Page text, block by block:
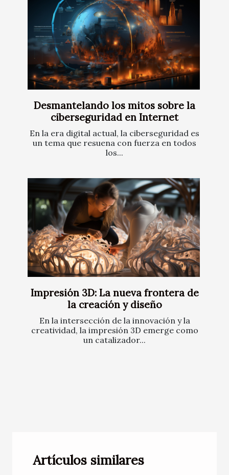
Desmantelando los mitos sobre la
ciberseguridad en Internet
En la era digital actual, la ciberseguridad es
un tema que resuena con fuerza en todos
los...
Impresión 3D: La nueva frontera de
la creación y diseño
En la intersección de la innovación y la
creatividad, la impresión 3D emerge como
un catalizador...
Artículos similares